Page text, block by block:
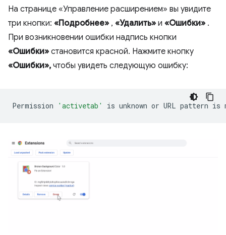
На странице «Управление расширением» вы увидите
три кнопки: «Подробнее» , «Удалить» и «Ошибки» .
При возникновении ошибки надпись кнопки
«Ошибки» становится красной. Нажмите кнопку
«Ошибки», чтобы увидеть следующую ошибку:
Permission 'activetab' is unknown or URL pattern is